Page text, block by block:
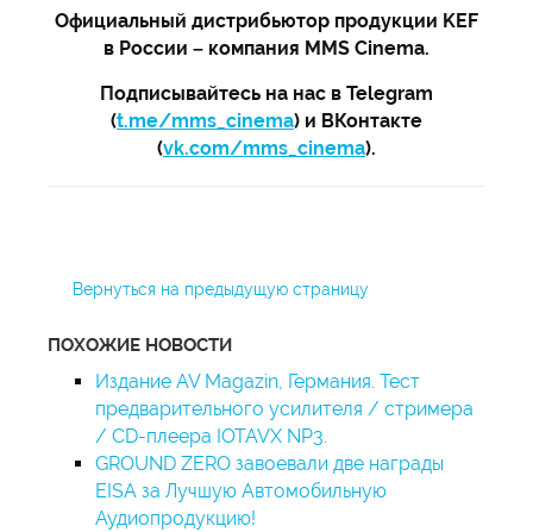
Официальный дистрибьютор продукции KEF
в России – компания MMS Cinema.
Подписывайтесь на нас в Telegram
(t.me/mms_cinema) и ВКонтакте
(vk.com/mms_cinema).
Вернуться на предыдущую страницу
ПОХОЖИЕ НОВОСТИ
Издание AV Magazin, Германия. Тест
предварительного усилителя / стримера
/ CD-плеера IOTAVX NP3.
GROUND ZERO завоевали две награды
EISA за Лучшую Автомобильную
Аудиопродукцию!